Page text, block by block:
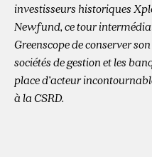
investisseurs historiques
Newfund, ce tour
Greenscope de conserver
sociétés de gestion et les
place d’acteur
à la CSRD.